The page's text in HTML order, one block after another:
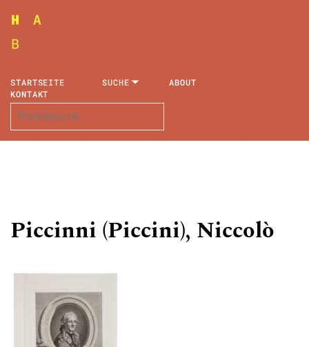
STARTSEITE SUCHE
ABOUT
KONTAKT
Piccinni (Piccini), Niccolò